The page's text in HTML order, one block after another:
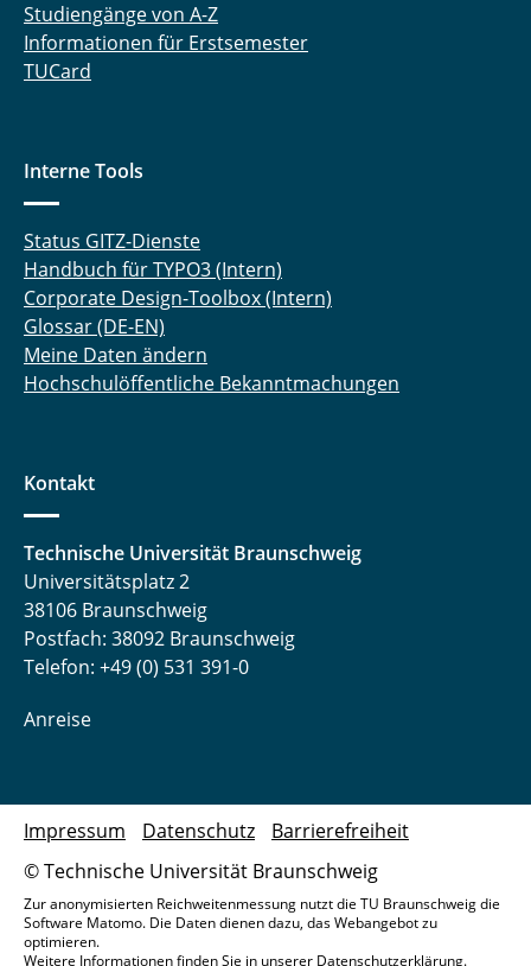
Studiengänge von A-Z
Informationen für Erstsemester
TUCard
Interne Tools
Status GITZ-Dienste
Handbuch für TYPO3 (Intern)
Corporate Design-Toolbox (Intern)
Glossar (DE-EN)
Meine Daten ändern
Hochschulöffentliche Bekanntmachungen
Kontakt
Technische Universität Braunschweig
Universitätsplatz 2
38106 Braunschweig
Postfach: 38092 Braunschweig
Telefon: +49 (0) 531 391-0
Anreise
© Technische Universität Braunschweig
Impressum Datenschutz Barrierefreiheit
Zur anonymisierten Reichweitenmessung nutzt die TU Braunschweig die
Software Matomo. Die Daten dienen dazu, das Webangebot zu
optimieren.
Weitere Informationen finden Sie in unserer Datenschutzerklärung.